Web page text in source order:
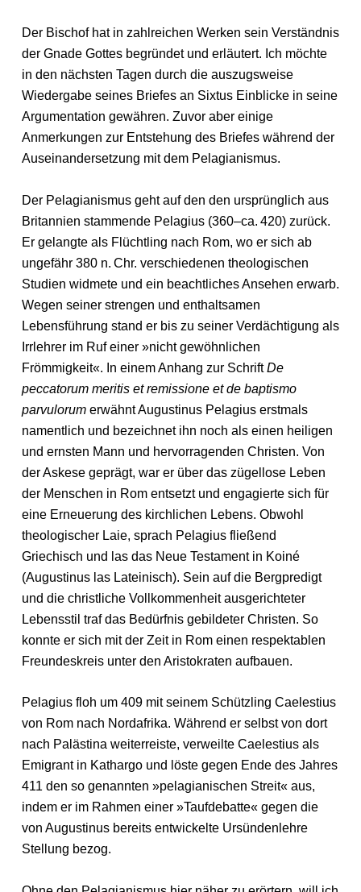
Der Bischof hat in zahlreichen Werken sein Verständnis
der Gnade Gottes begründet und erläutert. Ich möchte
in den nächsten Tagen durch die auszugsweise
Wiedergabe seines Briefes an Sixtus Einblicke in seine
Argumentation gewähren. Zuvor aber einige
Anmerkungen zur Entstehung des Briefes während der
Auseinandersetzung mit dem Pelagianismus.
Der Pelagianismus geht auf den den ursprünglich aus
Britannien stammende Pelagius (360–ca. 420) zurück.
Er gelangte als Flüchtling nach Rom, wo er sich ab
ungefähr 380 n. Chr. verschiedenen theologischen
Studien widmete und ein beachtliches Ansehen erwarb.
Wegen seiner strengen und enthaltsamen
Lebensführung stand er bis zu seiner Verdächtigung als
Irrlehrer im Ruf einer »nicht gewöhnlichen
Frömmigkeit«. In einem Anhang zur SchriftDe
peccatorum meritis et remissione et de baptismo
parvulorumerwähnt Augustinus Pelagius erstmals
namentlich und bezeichnet ihn noch als einen heiligen
und ernsten Mann und hervorragenden Christen. Von
der Askese geprägt, war er über das zügellose Leben
der Menschen in Rom entsetzt und engagierte sich für
eine Erneuerung des kirchlichen Lebens. Obwohl
theologischer Laie, sprach Pelagius fließend
Griechisch und las das Neue Testament in Koiné
(Augustinus las Lateinisch). Sein auf die Bergpredigt
und die christliche Vollkommenheit ausgerichteter
Lebensstil traf das Bedürfnis gebildeter Christen. So
konnte er sich mit der Zeit in Rom einen respektablen
Freundeskreis unter den Aristokraten aufbauen.
Pelagius floh um 409 mit seinem Schützling Caelestius
von Rom nach Nordafrika. Während er selbst von dort
nach Palästina weiterreiste, verweilte Caelestius als
Emigrant in Kathargo und löste gegen Ende des Jahres
411 den so genannten »pelagianischen Streit« aus,
indem er im Rahmen einer »Taufdebatte« gegen die
von Augustinus bereits entwickelte Ursündenlehre
Stellung bezog.